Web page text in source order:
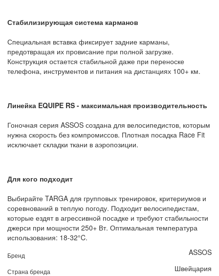
Стабилизирующая система карманов
Специальная вставка фиксирует задние карманы,
предотвращая их провисание при полной загрузке.
Конструкция остается стабильной даже при переноске
телефона, инструментов и питания на дистанциях 100+ км.
Линейка EQUIPE RS - максимальная производительность
Гоночная серия ASSOS создана для велосипедистов, которым
нужна скорость без компромиссов. Плотная посадка Race Fit
исключает складки ткани в аэропозиции.
Для кого подходит
Выбирайте TARGA для групповых тренировок, критериумов и
соревнований в теплую погоду. Подходит велосипедистам,
которые ездят в агрессивной посадке и требуют стабильности
джерси при мощности 250+ Вт. Оптимальная температура
использования: 18-32°C.
Бренд ASSOS
Страна бренда Швейцария